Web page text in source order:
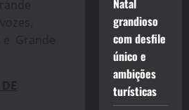
e Grande
Natal
grandioso
com desfile
único e
ambições
turísticas